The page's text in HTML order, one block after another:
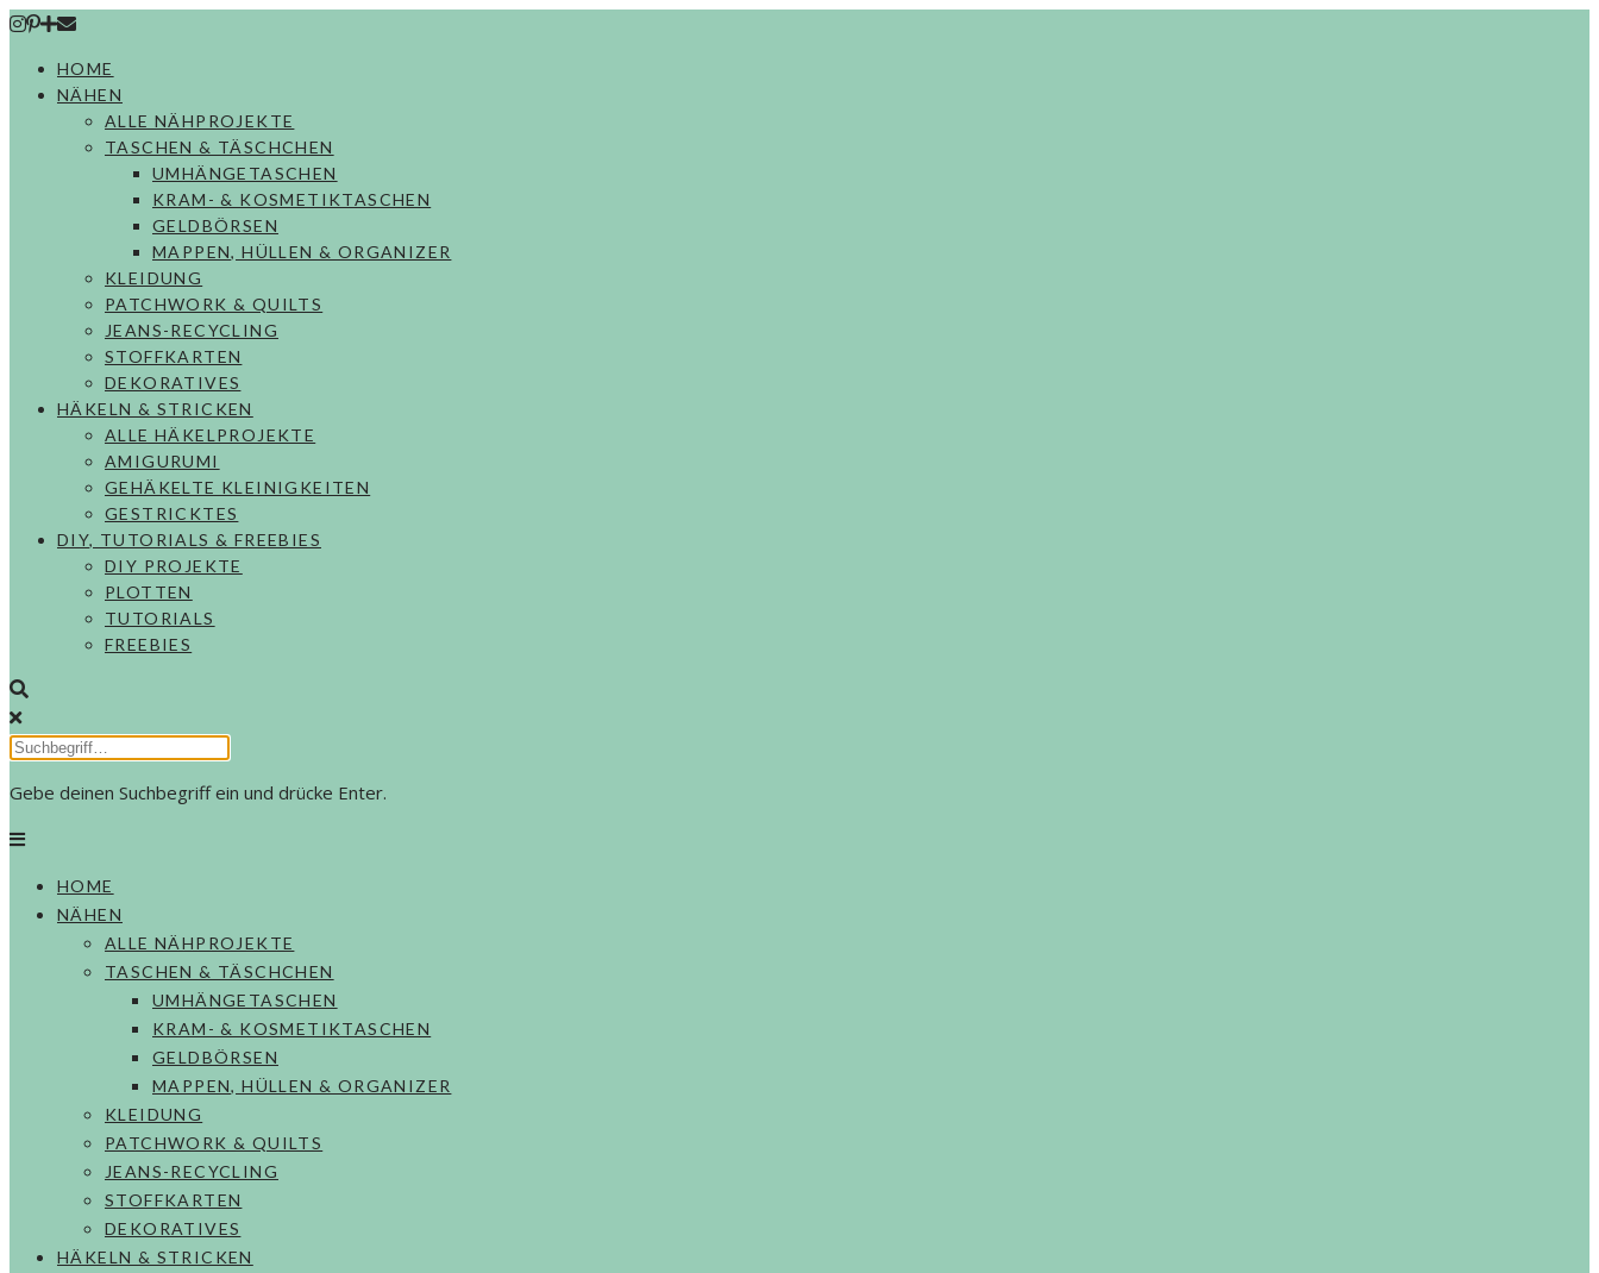
Skip
contentHOME
NÄHEN
ALLE NÄHPROJEKTE
TASCHEN & TÄSCHCHEN
UMHÄNGETASCHEN
KRAM- & KOSMETIKTASCHEN
GELDBÖRSEN
MAPPEN, HÜLLEN & ORGANIZER
KLEIDUNG
PATCHWORK & QUILTS
JEANS-RECYCLING
STOFFKARTEN
DEKORATIVES
HÄKELN & STRICKEN
ALLE HÄKELPROJEKTE
AMIGURUMI
GEHÄKELTE KLEINIGKEITEN
GESTRICKTES
DIY, TUTORIALS & FREEBIES
DIY PROJEKTE
PLOTTEN
TUTORIALS
FREEBIES
Gebe deinen Suchbegriff ein und drücke Enter.
HOME
NÄHEN
ALLE NÄHPROJEKTE
TASCHEN & TÄSCHCHEN
UMHÄNGETASCHEN
KRAM- & KOSMETIKTASCHEN
GELDBÖRSEN
MAPPEN, HÜLLEN & ORGANIZER
KLEIDUNG
PATCHWORK & QUILTS
JEANS-RECYCLING
STOFFKARTEN
DEKORATIVES
HÄKELN & STRICKEN